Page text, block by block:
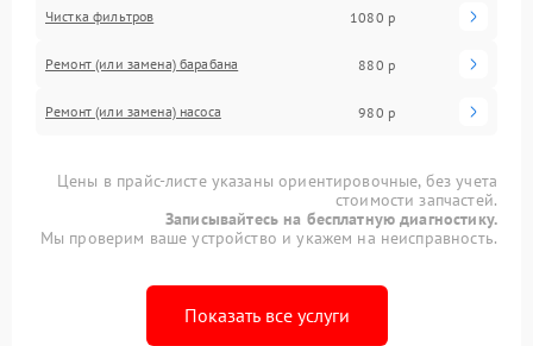
Чистка фильтров 1080 р
Ремонт (или замена) барабана 880 р
Ремонт (или замена) насоса 980 р
Цены в прайс-листе указаны ориентировочные, без учета
стоимости запчастей.
Записывайтесь на бесплатную диагностику.
Мы проверим ваше устройство и укажем на неисправность.
Показать все услуги